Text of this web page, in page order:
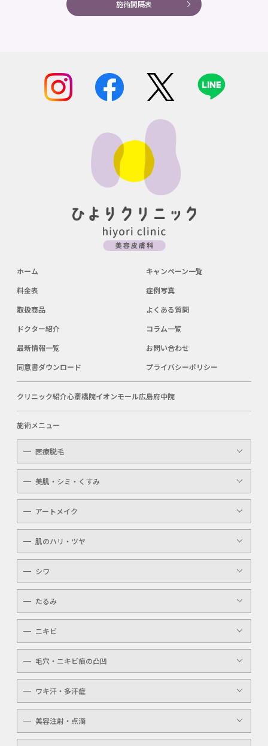
施術間隔表
ホーム
キャンペーン一覧
料金表
症例写真
取扱商品
よくある質問
ドクター紹介
コラム一覧
最新情報一覧
お問い合わせ
同意書ダウンロード
プライバシーポリシー
クリニック紹介心斎橋院イオンモール広島府中院
施術メニュー
医療脱毛
レディース
メンズ
キッズ
介護
美肌・シミ・くすみ
レーザートーニング
顔・体のシミ取り
ピコレーザー
アートメイク
眉（アイブロウ）
唇（リップ）
メンズ
アイライン
肌のハリ・ツヤ
YAGシャワー
マッサージピール
ケミカルピーリング
シワ
ボトックスボツラックス
ボトックスビスタ
たるみ
YAGシャワー
ニキビ
レーザートーニング
ケミカルピーリング
毛穴・ニキビ痕の凸凹
YAGシャワー
毛穴洗浄
ワキ汗・多汗症
ボトックスボツラックス
ボトックスビスタ
美容注射・点滴
高濃度ビタミンC点滴